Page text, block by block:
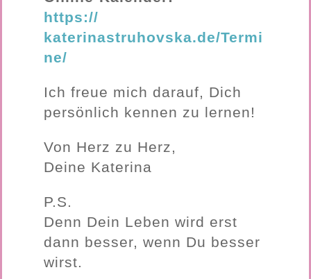
https://
katerinastruhovska.de/Termi
ne/
Ich freue mich darauf, Dich
persönlich kennen zu lernen!
Von Herz zu Herz,
Deine Katerina
P.S.
Denn Dein Leben wird erst
dann besser, wenn Du besser
wirst.